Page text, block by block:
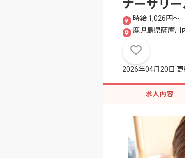
ナーサリ
時給 1,026円〜
鹿児島県薩摩川
2026年04月20日 更
求人内容